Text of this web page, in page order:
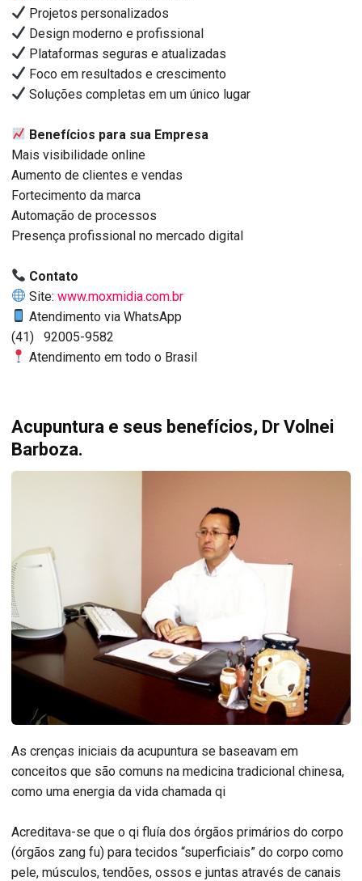
Projetos personalizados
Design moderno e profissional
Plataformas seguras e atualizadas
Foco em resultados e crescimento
Soluções completas em um único lugar
Benefícios para sua Empresa
Mais visibilidade online
Aumento de clientes e vendas
Fortecimento da marca
Automação de processos
Presença profissional no mercado digital
Contato
Site:www.moxmidia.com.br
Atendimento via WhatsApp
(41) 92005-9582
Atendimento em todo o Brasil
Acupuntura e seus benefícios, Dr Volnei
Barboza.
As crenças iniciais da acupuntura se baseavam em
conceitos que são comuns na medicina tradicional chinesa,
como uma energia da vida chamada qi
Acreditava-se que o qi fluía dos órgãos primários do corpo
(órgãos zang fu) para tecidos “superficiais” do corpo como
pele, músculos, tendões, ossos e juntas através de canais